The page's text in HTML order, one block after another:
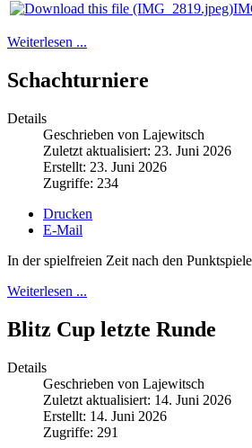
Weiterlesen ...
Schachturniere
Details
Geschrieben von Lajewitsch
Zuletzt aktualisiert: 23. Juni 2026
Erstellt: 23. Juni 2026
Zugriffe: 234
Drucken
E-Mail
In der spielfreien Zeit nach den
Weiterlesen ...
Blitz Cup letzte Runde
Details
Geschrieben von Lajewitsch
Zuletzt aktualisiert: 14. Juni 2026
Erstellt: 14. Juni 2026
Zugriffe: 291